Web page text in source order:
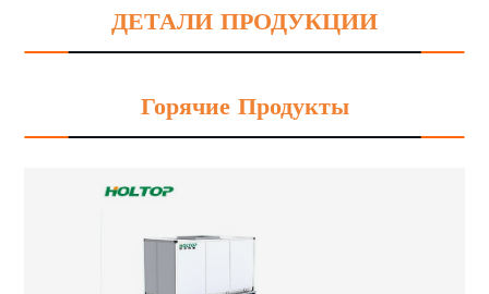
ДЕТАЛИ ПРОДУКЦИИ
Горячие Продукты